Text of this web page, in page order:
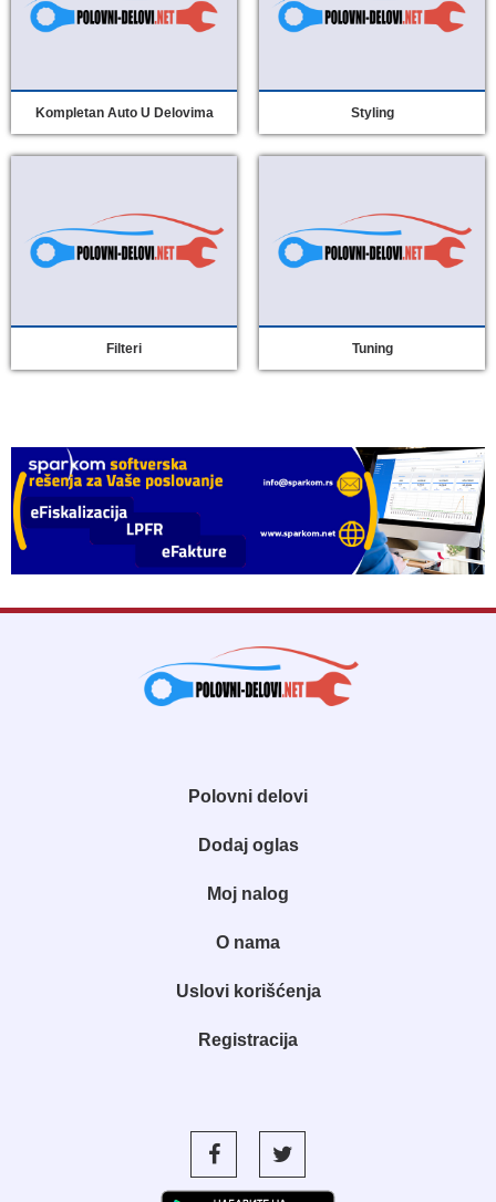
Kompletan Auto U Delovima Styling
Filteri Tuning
Polovni delovi
Dodaj oglas
Moj nalog
O nama
Uslovi korišćenja
Registracija